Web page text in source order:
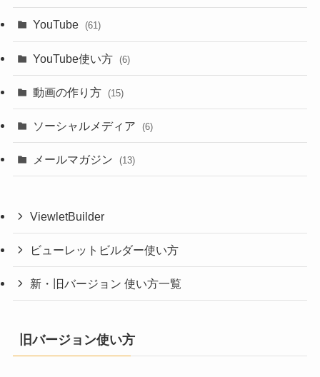
YouTube (61)
YouTube使い方 (6)
動画の作り方 (15)
ソーシャルメディア (6)
メールマガジン (13)
ViewletBuilder
ビューレットビルダー使い方
新・旧バージョン 使い方一覧
旧バージョン使い方